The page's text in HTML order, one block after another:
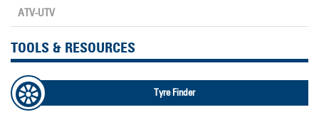
ATV-UTV
TOOLS & RESOURCES
Tyre Finder